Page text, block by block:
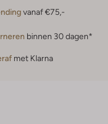
vanaf €75,-
binnen 30 dagen*
met Klarna